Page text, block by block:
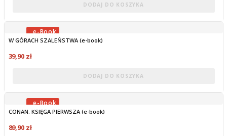
DODAJ DO KOSZYKA
OBECNIE BRAK NA STANIE
W GÓRACH SZALEŃSTWA (e-book)
39,90 zł
DODAJ DO KOSZYKA
OBECNIE BRAK NA STANIE
CONAN. KSIĘGA PIERWSZA (e-book)
89,90 zł